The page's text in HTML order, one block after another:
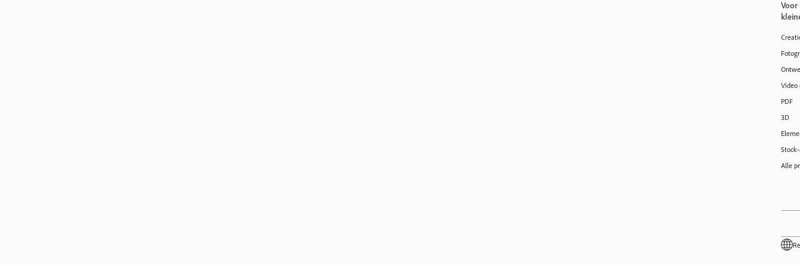
Voor
Video
PDF
3D
Alle